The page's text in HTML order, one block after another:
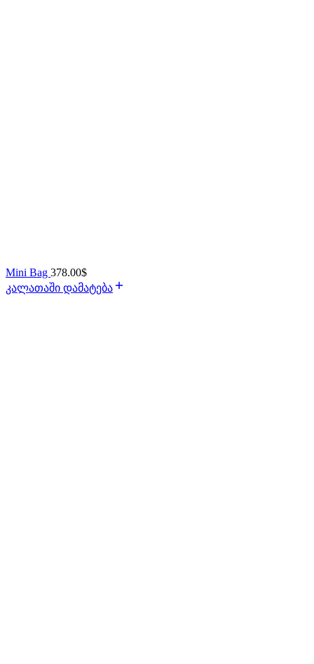
Mini Bag 378.00$
კალათაში დამატება